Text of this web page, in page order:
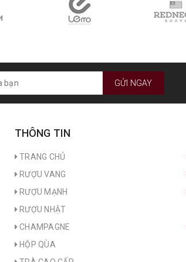
GỬI NGAY
THÔNG TIN
TRANG CHỦ
RƯỢU VANG
RƯỢU MẠNH
RƯỢU NHẬT
CHAMPAGNE
HỘP QÙA